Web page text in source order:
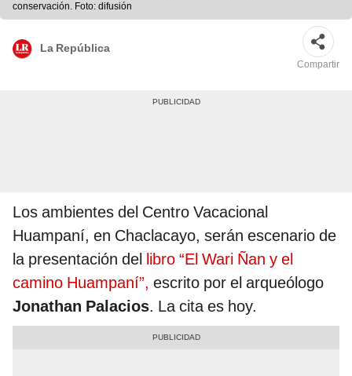
conservación. Foto: difusión
La República
Compartir
Los ambientes del Centro Vacacional
Huampaní, en Chaclacayo, serán escenario de
la presentación del libro “El Wari Ñan y el
camino Huampaní”, escrito por el arqueólogo
Jonathan Palacios. La cita es hoy.